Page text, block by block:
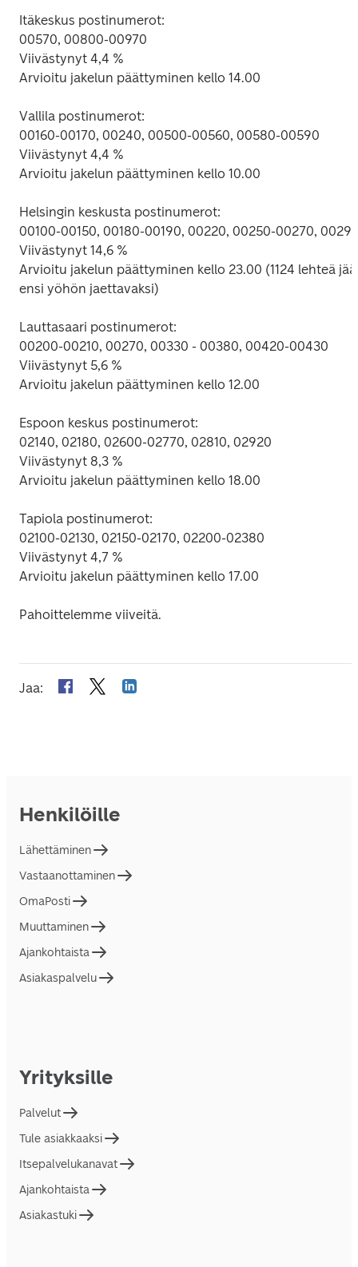
Itäkeskus postinumerot:
00570, 00800-00970
Viivästynyt 4,4 %
Arvioitu jakelun päättyminen kello 14.00
Vallila postinumerot:
00160-00170, 00240, 00500-00560, 00580-00590
Viivästynyt 4,4 %
Arvioitu jakelun päättyminen kello 10.00
Helsingin keskusta postinumerot:
00100-00150, 00180-00190, 00220, 00250-00270,
Viivästynyt 14,6 %
Arvioitu jakelun päättyminen kello 23.00 (1124 lehteä jää
ensi yöhön jaettavaksi)
Lauttasaari postinumerot:
00200-00210, 00270, 00330 - 00380, 00420-00430
Viivästynyt 5,6 %
Arvioitu jakelun päättyminen kello 12.00
Espoon keskus postinumerot:
02140, 02180, 02600-02770, 02810, 02920
Viivästynyt 8,3 %
Arvioitu jakelun päättyminen kello 18.00
Tapiola postinumerot:
02100-02130, 02150-02170, 02200-02380
Viivästynyt 4,7 %
Arvioitu jakelun päättyminen kello 17.00
Jaa:
Henkilöille
Lähettäminen
Vastaanottaminen
OmaPosti
Muuttaminen
Ajankohtaista
Asiakaspalvelu
Yrityksille
Palvelut
Tule asiakkaaksi
Itsepalvelukanavat
Ajankohtaista
Asiakastuki